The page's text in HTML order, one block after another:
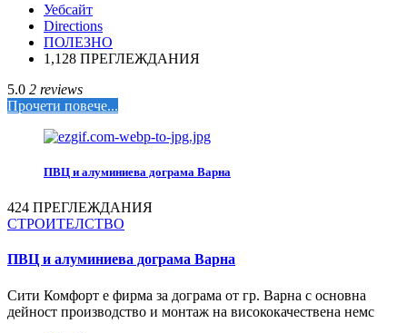
Уебсайт
Directions
ПОЛЕЗНО
1,128 ПРЕГЛЕЖДАНИЯ
5.0 2 reviews
Прочети повече...
ПВЦ и алуминиева дограма Варна
424 ПРЕГЛЕЖДАНИЯ
СТРОИТЕЛСТВО
ПВЦ и алуминиева дограма Варна
Сити Комфорт е фирма за дограма от гр. Варна с основна
дейност производство и монтаж на висококачествена немс